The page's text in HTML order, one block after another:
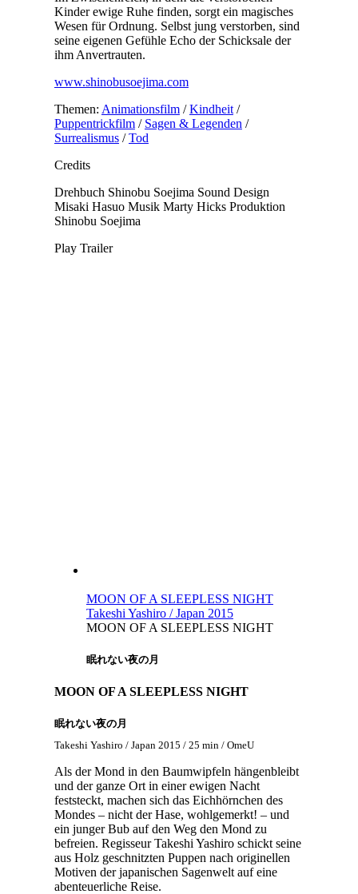
Kinder ewige Ruhe finden, sorgt ein magisches
Wesen für Ordnung. Selbst jung verstorben, sind
seine eigenen Gefühle Echo der Schicksale der
ihm Anvertrauten.
www.shinobusoejima.com
Themen: Animationsfilm/Kindheit/
Puppentrickfilm/ Sagen & Legenden /
Surrealismus/Tod
Credits
Drehbuch Shinobu Soejima Sound Design
Misaki Hasuo Musik Marty Hicks Produktion
Shinobu Soejima
Play Trailer
MOON OF A SLEEPLESS NIGHT
Takeshi Yashiro / Japan 2015
MOON OF A SLEEPLESS NIGHT
眠れない夜の月
MOON OF A SLEEPLESS NIGHT
眠れない夜の月
Takeshi Yashiro / Japan 2015 / 25 min / OmeU
Als der Mond in den Baumwipfeln hängenbleibt
und der ganze Ort in einer ewigen Nacht
feststeckt, machen sich das Eichhörnchen des
Mondes – nicht der Hase, wohlgemerkt! – und
ein junger Bub auf den Weg den Mond zu
befreien. Regisseur Takeshi Yashiro schickt seine
aus Holz geschnitzten Puppen nach originellen
Motiven der japanischen Sagenwelt auf eine
abenteuerliche Reise.